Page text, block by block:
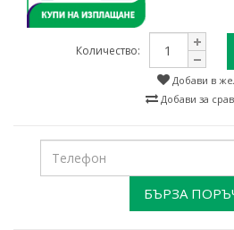
Количество:
Добави в
Добави за
БЪРЗА